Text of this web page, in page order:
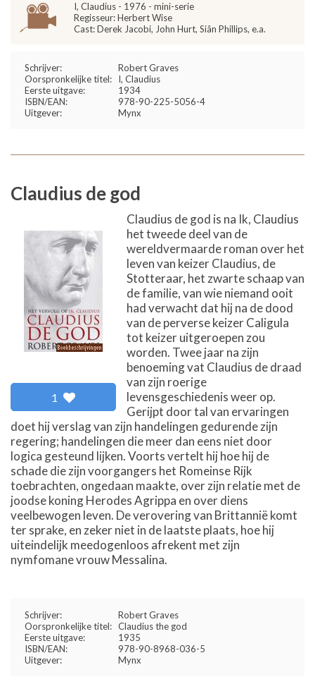
I, Claudius - 1976 - mini-serie
Regisseur: Herbert Wise
Cast: Derek Jacobi, John Hurt, Siân Phillips, e.a.
Schrijver:
Robert Graves
Oorspronkelijke titel:
I, Claudius
Eerste uitgave:
1934
ISBN/EAN:
978-90-225-5056-4
Uitgever:
Mynx
Claudius de god
1
Claudius de god is na Ik, Claudius
het tweede deel van de
wereldvermaarde roman over het
leven van keizer Claudius, de
Stotteraar, het zwarte schaap van
de familie, van wie niemand ooit
had verwacht dat hij na de dood
van de perverse keizer Caligula
tot keizer uitgeroepen zou
worden. Twee jaar na zijn
benoeming vat Claudius de draad
van zijn roerige
levensgeschiedenis weer op.
Gerijpt door tal van ervaringen
doet hij verslag van zijn handelingen gedurende zijn
regering; handelingen die meer dan eens niet door
logica gesteund lijken. Voorts vertelt hij hoe hij de
schade die zijn voorgangers het Romeinse Rijk
toebrachten, ongedaan maakte, over zijn relatie met de
joodse koning Herodes Agrippa en over diens
veelbewogen leven. De verovering van Brittannië komt
ter sprake, en zeker niet in de laatste plaats, hoe hij
uiteindelijk meedogenloos afrekent met zijn
nymfomane vrouw Messalina.
Schrijver:
Robert Graves
Oorspronkelijke titel: Claudius the god
Eerste uitgave:
1935
ISBN/EAN:
978-90-8968-036-5
Uitgever:
Mynx